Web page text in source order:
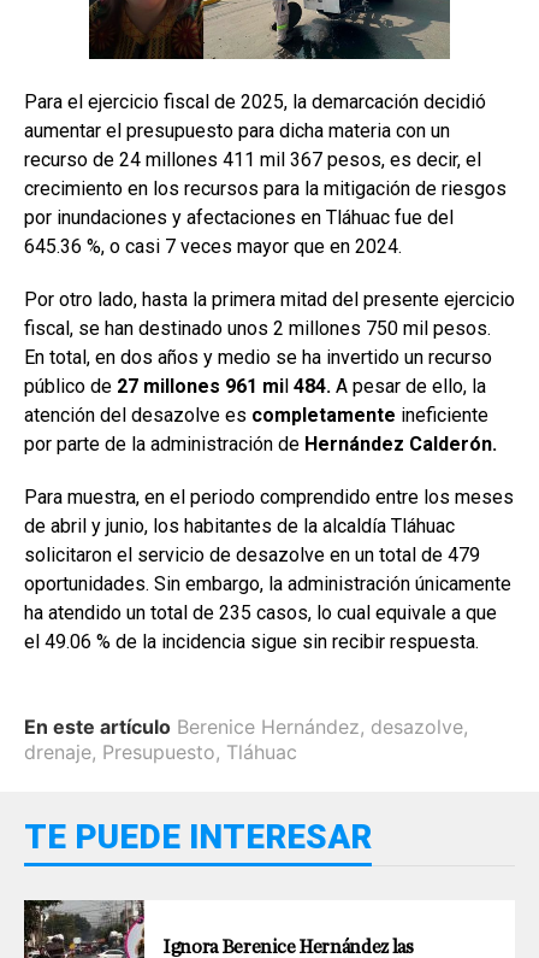
Para el ejercicio fiscal de 2025, la demarcación decidió
aumentar el presupuesto para dicha materia con un
recurso de 24 millones 411 mil 367 pesos, es decir, el
crecimiento en los recursos para la mitigación de riesgos
por inundaciones y afectaciones en Tláhuac fue del
645.36 %, o casi 7 veces mayor que en 2024.
Por otro lado, hasta la primera mitad del presente ejercicio
fiscal, se han destinado unos 2 millones 750 mil pesos.
En total, en dos años y medio se ha invertido un recurso
público de 27 millones 961 mil 484. A pesar de ello, la
atención del desazolve es completamente ineficiente
por parte de la administración de Hernández Calderón.
Para muestra, en el periodo comprendido entre los meses
de abril y junio, los habitantes de la alcaldía Tláhuac
solicitaron el servicio de desazolve en un total de 479
oportunidades. Sin embargo, la administración únicamente
ha atendido un total de 235 casos, lo cual equivale a que
el 49.06 % de la incidencia sigue sin recibir respuesta.
En este artículo Berenice Hernández, desazolve,
drenaje, Presupuesto, Tláhuac
TE PUEDE INTERESAR
Ignora Berenice Hernández las